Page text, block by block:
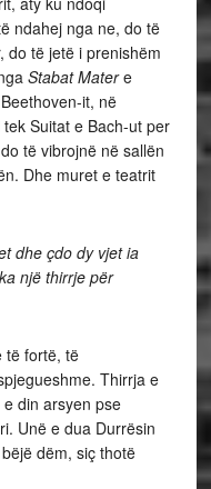
ndahej nga ne, do të
do të jetë i prenishëm
Stabat Matere
it, në
Suitat e Bach-ut per
të vibrojnë në sallën
Dhe muret e teatrit
dhe çdo dy vjet ia
një thirrje për
të fortë, të
Thirrja e
din arsyen pse
Unë e dua Durrësin
dëm, siç thotë